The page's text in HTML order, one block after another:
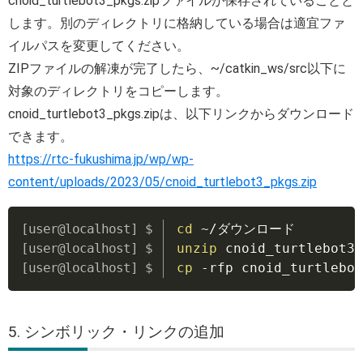
します。別のディレクトリに格納している場合は適宜ファ
イルパスを変更してください。
ZIPファイルの解凍が完了したら、~/catkin_ws/src以下に
対象のディレクトリをコピーします。
cnoid_turtlebot3_pkgs.zipは、以下リンクからダウンロード
できます。
https://rtc-fukushima.jp/wp/wp-
content/uploads/2023/05/cnoid_turtlebot3_pkgs.zip
cd ~/ダウンロード
unzip
cp -rfp
5. シンボリック・リンクの追加